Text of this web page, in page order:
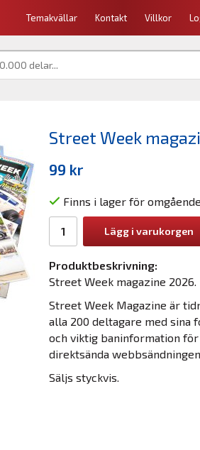
Temakvällar Kontakt Villkor
Street Week
99 kr
Finns i lager för
Lägg i varukorgen
Produktbeskrivning:
Street Week magazine 2026.
Street Week Magazine är
alla 200 deltagare med sina
och viktig baninformation
direktsända webbsändningen.
Säljs styckvis.